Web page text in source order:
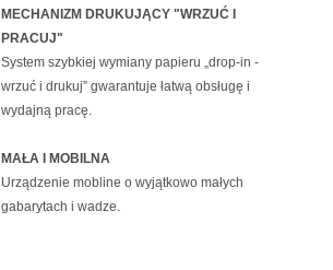
MECHANIZM DRUKUJĄCY "WRZUĆ I
PRACUJ"
System szybkiej wymiany papieru „drop-in -
wrzuć i drukuj” gwarantuje łatwą obsługę i
wydajną pracę.
MAŁA I MOBILNA
Urządzenie mobline o wyjątkowo małych
gabarytach i wadze.